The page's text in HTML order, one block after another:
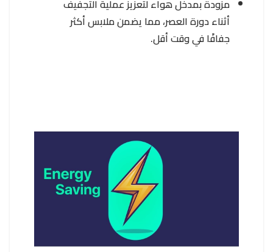
مزودة بمدخل هواء لتعزيز عملية التجفيف
أثناء دورة العصر، مما يضمن ملابس أكثر
جفافًا في وقت أقل.